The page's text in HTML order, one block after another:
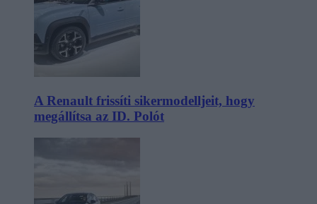
A Renault frissíti sikermodelljeit, hogy
megállítsa az ID. Polót